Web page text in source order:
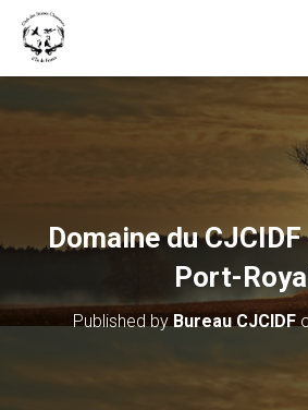
Domaine du
Port-
Published byBureau CJCIDF